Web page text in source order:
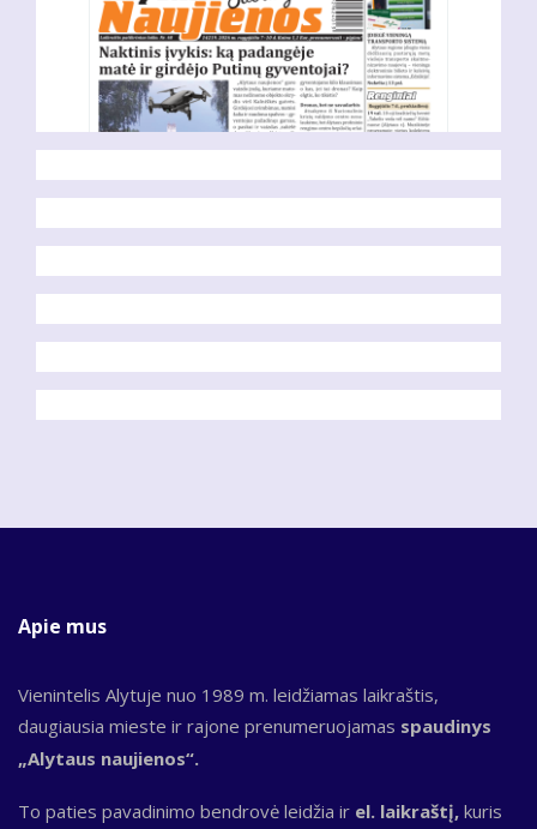
Apie mus
Vienintelis Alytuje nuo 1989 m. leidžiamas laikraštis,
daugiausia mieste ir rajone prenumeruojamas spaudinys
„Alytaus naujienos“.
To paties pavadinimo bendrovė leidžia ir el. laikraštį, kuris